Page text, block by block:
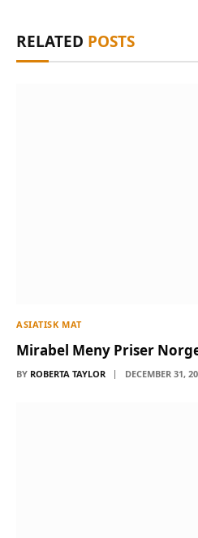
RELATED POSTS
ASIATISK MAT
Mirabel Meny Priser
BY ROBERTA TAYLOR DECEMBER 31,